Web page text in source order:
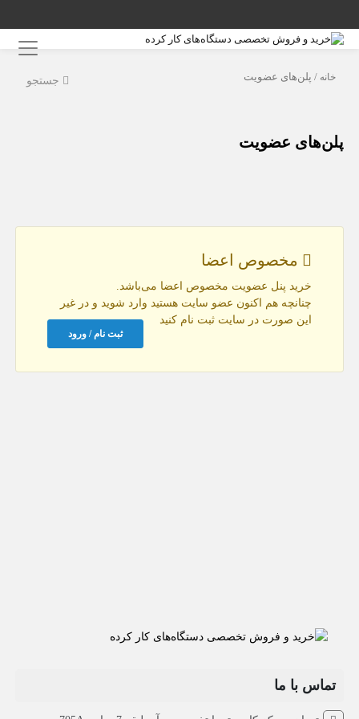
جستجو خانه / پلن‌های عضویت
پلن‌های عضویت
مخصوص اعضا
خرید پنل عضویت مخصوص اعضا می‌باشد.
چنانچه هم‌ اکنون عضو سایت هستید وارد شوید و در غیر
این صورت در سایت ثبت نام کنید
ثبت نام / ورود
تماس با ما